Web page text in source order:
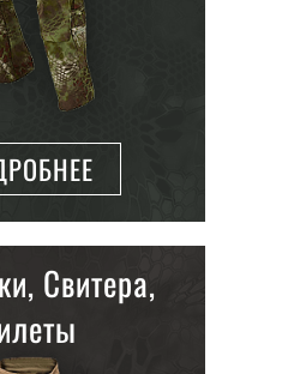
Свитера,